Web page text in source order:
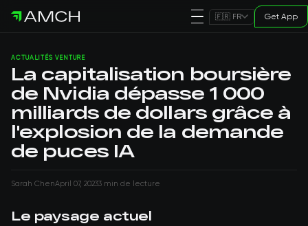
🇫🇷 FR Get App
ACTUALITÉS VENTURE
La capitalisation boursière
de Nvidia dépasse 1 000
milliards de dollars grâce à
l'explosion de la demande
de puces IA
Sarah ChenApril 07, 20233 min de lecture
Le paysage actuel